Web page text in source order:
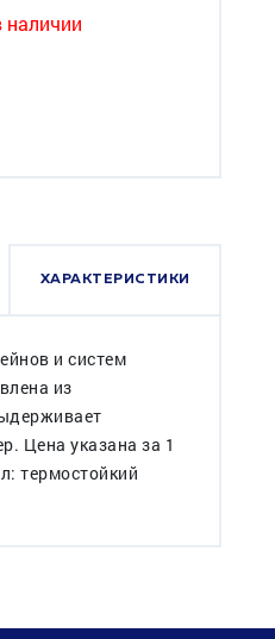
наличии
ХАРАКТЕРИСТИКИ
и систем
из
Цена указана за 1
термостойкий